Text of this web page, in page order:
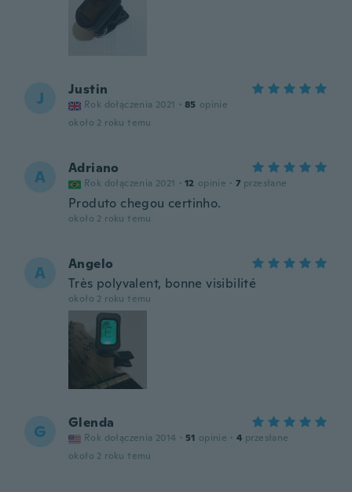
J Justin
Rok dołączenia 2021 · 85 opinie
około 2 roku temu
A Adriano
Rok dołączenia 2021 · 12 opinie · 7 przesłane
Produto chegou certinho.
około 2 roku temu
A
Angelo
Très polyvalent, bonne visibilité
około 2 roku temu
G Glenda
Rok dołączenia 2014 · 51 opinie · 4 przesłane
około 2 roku temu